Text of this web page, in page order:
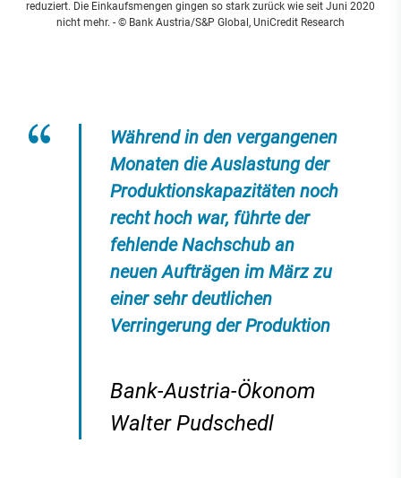
reduziert. Die Einkaufsmengen gingen so stark zurück wie seit Juni 2020
nicht mehr. - © Bank Austria/S&P Global, UniCredit Research
Während in den vergangenen
Monaten die Auslastung der
Produktionskapazitäten noch
recht hoch war, führte der
fehlende Nachschub an
neuen Aufträgen im März zu
einer sehr deutlichen
Verringerung der Produktion
Bank-Austria-Ökonom
Walter Pudschedl